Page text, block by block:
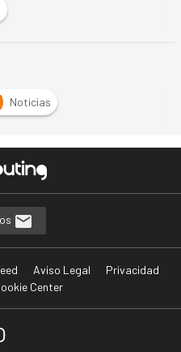
Noticias
Aviso Legal
Privacidad
Center